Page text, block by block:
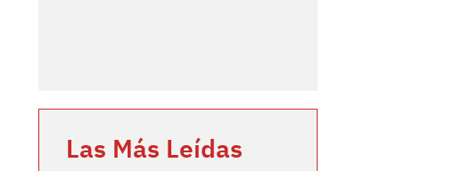
Las Más Leídas